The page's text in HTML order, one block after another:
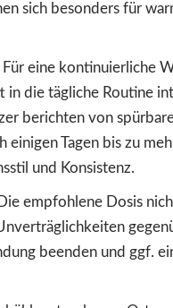
sich besonders für
eine kontinuierliche
in die tägliche Routine
berichten von
einigen Tagen bis zu
und Konsistenz.
empfohlene Dosis
beenden und ggf.